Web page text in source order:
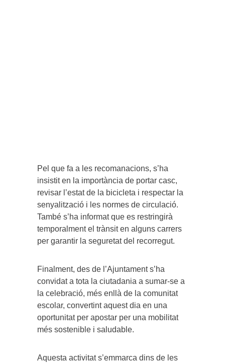
Pel que fa a les recomanacions, s’ha
insistit en la importància de portar casc,
revisar l’estat de la bicicleta i respectar la
senyalització i les normes de circulació.
També s’ha informat que es restringirà
temporalment el trànsit en alguns carrers
per garantir la seguretat del recorregut.
Finalment, des de l’Ajuntament s’ha
convidat a tota la ciutadania a sumar-se a
la celebració, més enllà de la comunitat
escolar, convertint aquest dia en una
oportunitat per apostar per una mobilitat
més sostenible i saludable.
Aquesta activitat s’emmarca dins de les